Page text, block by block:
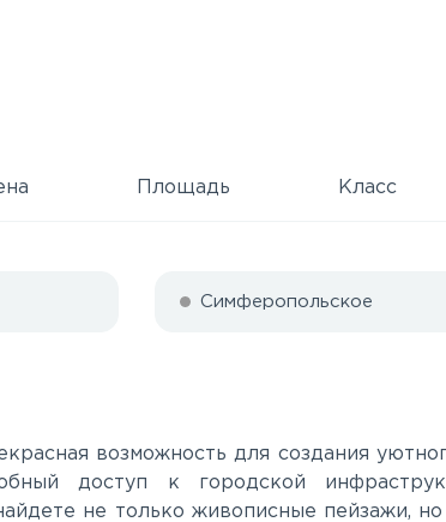
Площадь Класс
Симферопольское
возможность для создания
доступ к городской
не только живописные пейзажи, но